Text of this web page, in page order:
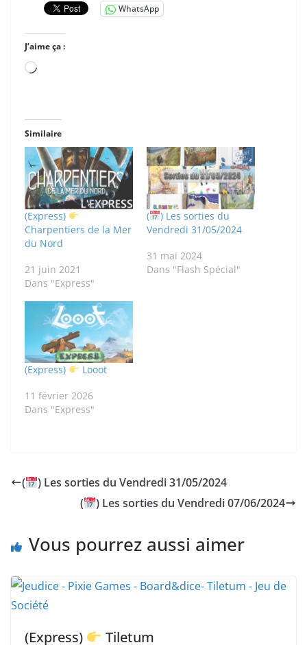
WhatsApp
J’aime ça :
Chargement…
Similaire
(Express)
Charpentiers de la Mer
du Nord
21 juin 2021
Dans "Express"
(
) Les sorties du
Vendredi 31/05/2024
31 mai 2024
Dans "Flash Spécial"
(Express)
Looot
11 février 2026
Dans "Express"
(
) Les sorties du Vendredi 31/05/2024
(
) Les sorties du Vendredi 07/06/2024
Vous pourrez aussi aimer
(Express) Tiletum